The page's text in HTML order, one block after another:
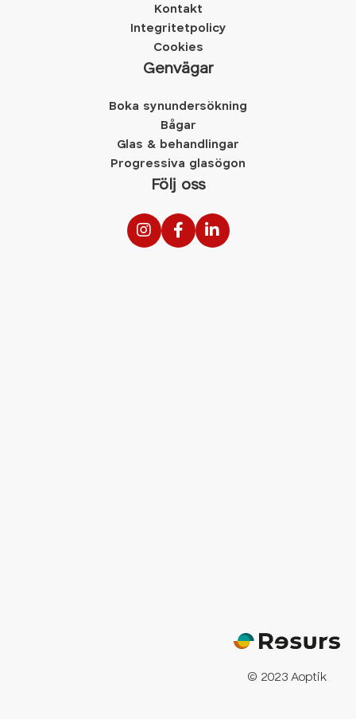
Kontakt
Integritetpolicy
Cookies
Genvägar
Boka synundersökning
Bågar
Glas & behandlingar
Progressiva glasögon
Följ oss
© 2023 Aoptik